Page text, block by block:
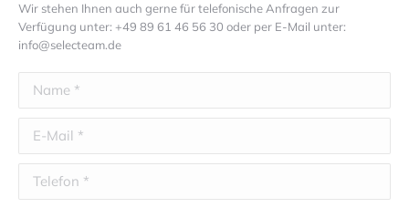
Wir stehen Ihnen auch gerne für telefonische Anfragen zur
Verfügung unter: +49 89 61 46 56 30 oder per E-Mail unter:
info@selecteam.de